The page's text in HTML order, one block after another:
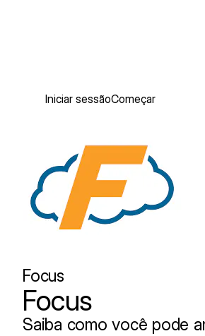
Iniciar sessãoComeçar
Focus
Focus
Saiba como você pode